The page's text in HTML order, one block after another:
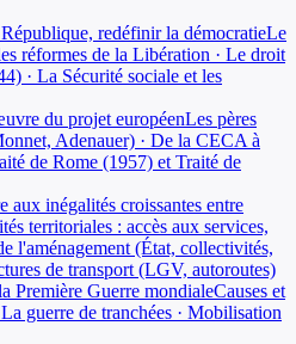
redéfinir la démocratieLe
réformes de la Libération · Le droit
· La Sécurité sociale et les
du projet européenLes pères
Adenauer) · De la CECA à
de Rome (1957) et Traité de
aux inégalités croissantes entre
territoriales : accès aux services,
l'aménagement (État, collectivités,
de transport (LGV, autoroutes)
Première Guerre mondialeCauses et
guerre de tranchées · Mobilisation